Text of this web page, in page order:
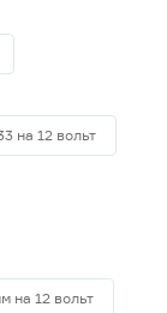
на 12 вольт
на 12 вольт